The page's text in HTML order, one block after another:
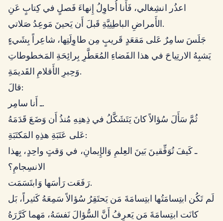
اعذُر انشِغالي، فَأَنا أُحاوِلُ إِنهاءَ فَصلٍ في كِتابٍ عَنِ
الأَمراضِ الباطِنِيَّةِ قَبلَ أَن يَحينَ مَوعِدُ صَلاتي.
جَلَسَ سامِرٌ عَلى مَقعَدٍ قَريبٍ مِن طاوِلَتِها، شاعِراً بِشَيءٍ
يَشبِهُ الارتِياحَ في هذا الفَضاءِ المُعَطَّرِ بِرائِحَةِ المَخطوطاتِ
وَحِبرِ الأَقلامِ القَديمَةِ.
قالَ:
ـ أَنا سامِر.
ثُمَّ سَأَلَ سُؤالاً كانَ يَتَشَكَّلُ في ذِهنِهِ مُنذُ أَن وَضَعَ قَدَمَهُ
عَلى عَتَبَةِ هذِهِ المَكتَبَةِ:
ـ كَيفَ تُوَفِّقينَ بَينَ العِلمِ وَالإِيمانِ، في وَقتٍ واحِدٍ، بِهذا
الانسِجامِ؟
رَفَعَت رَأسَها وَابتَسَمَت.
لَم تَكُن ابتِسامَتُها ابتِسامَةَ مَن يَحتَقِرُ سُؤالاً سَمِعَهُ كَثيراً، بَل
كانَت ابتِسامَةَ مَن يَعرِفُ أَنَّ السُّؤالَ نَفسَهُ، مَهما كَرَّرَهُ